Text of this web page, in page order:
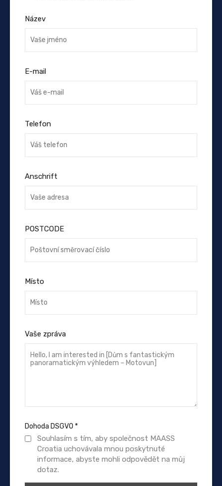
Název
E-mail
Telefon
Anschrift
POSTCODE
Místo
Vaše zpráva
Dohoda DSGVO *
Souhlasím s tím, aby společnost MAASS
Croatia uchovávala mnou poskytnuté
informace, abyste mohli odpovědět na můj
dotaz.